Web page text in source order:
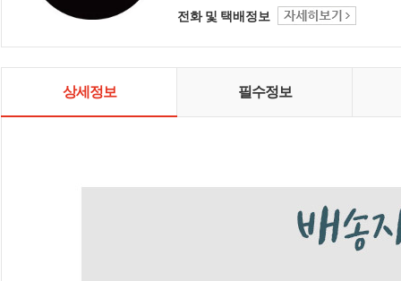
전화 및 택배정보
상세정보 필수정보